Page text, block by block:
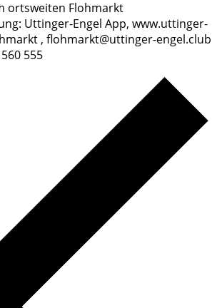
ortsweiten Flohmarkt
Uttinger-Engel App, www.uttinger-
, flohmarkt@uttinger-engel.club
555